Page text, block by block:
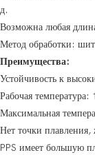
д.
Возможна любая
Метод обработки:
Преимущества:
Устойчивость к
Рабочая температура:
Максимальная
Нет точки плавления,
PPS имеет большую